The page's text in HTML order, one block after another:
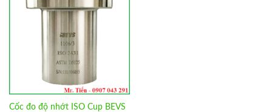
Add to
Cốc đo độ nhớt ISO Cup BEVS